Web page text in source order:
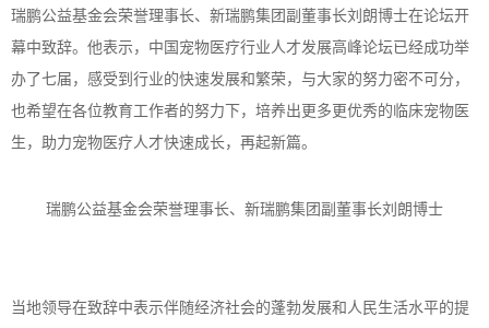
瑞鹏公益基金会荣誉理事长、新瑞鹏集团副董事长刘朗博士在论坛开
幕中致辞。他表示，中国宠物医疗行业人才发展高峰论坛已经成功举
办了七届，感受到行业的快速发展和繁荣，与大家的努力密不可分，
也希望在各位教育工作者的努力下，培养出更多更优秀的临床宠物医
生，助力宠物医疗人才快速成长，再起新篇。
瑞鹏公益基金会荣誉理事长、新瑞鹏集团副董事长刘朗博士
当地领导在致辞中表示伴随经济社会的蓬勃发展和人民生活水平的提